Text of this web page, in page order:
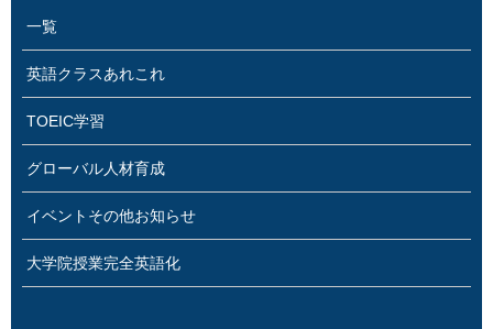
一覧
英語クラスあれこれ
TOEIC学習
グローバル人材育成
イベントその他お知らせ
大学院授業完全英語化